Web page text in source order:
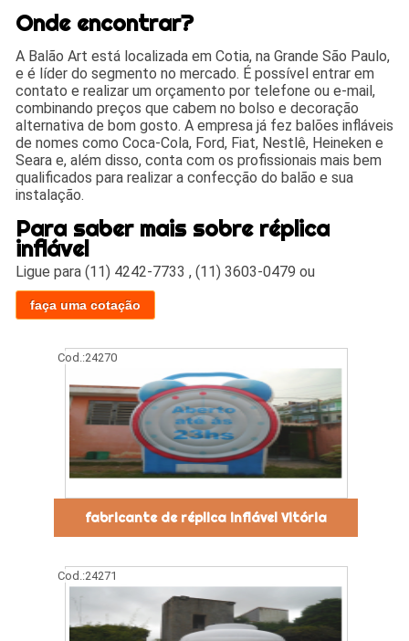
Onde encontrar?
A Balão Art está localizada em Cotia, na Grande São Paulo,
e é líder do segmento no mercado. É possível entrar em
contato e realizar um orçamento por telefone ou e-mail,
combinando preços que cabem no bolso e decoração
alternativa de bom gosto. A empresa já fez balões infláveis
de nomes como Coca-Cola, Ford, Fiat, Nestlê, Heineken e
Seara e, além disso, conta com os profissionais mais bem
qualificados para realizar a confecção do balão e sua
instalação.
Para saber mais sobre réplica
inflável
Ligue para(11) 4242-7733 ,(11) 3603-0479 ou
faça uma cotação
Cod.:24270
fabricante de réplica inflável Vitória
Cod.:24271